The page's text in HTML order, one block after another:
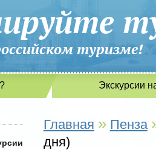
российском
Экскурсии
Главная » Пенза
дня)